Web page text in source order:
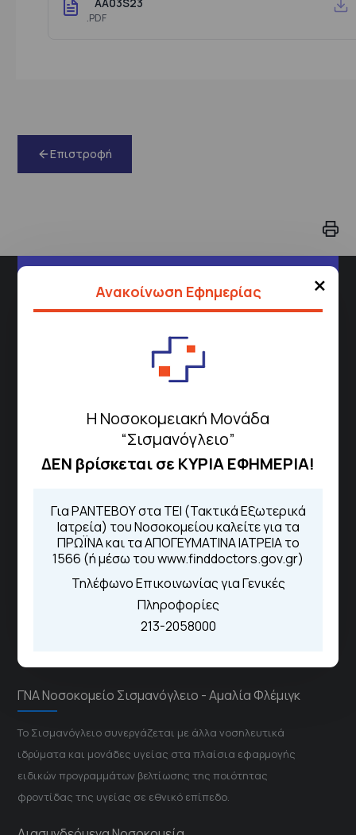
×
Ανακοίνωση Εφημερίας
Η Νοσοκομειακή Μονάδα
“Σισμανόγλειο”
ΔΕΝ βρίσκεται σε ΚΥΡΙΑ ΕΦΗΜΕΡΙΑ!
Για ΡΑΝΤΕΒΟΥ στα ΤΕΙ (Τακτικά Εξωτερικά
Ιατρεία) του Νοσοκομείου καλείτε για τα
ΠΡΩΪΝΑ και τα ΑΠΟΓΕΥΜΑΤΙΝΑ ΙΑΤΡΕΙΑ το
1566 (ή μέσω του www.finddoctors.gov.gr)
Τηλέφωνο Επικοινωνίας για Γενικές
Πληροφορίες
213-2058000
.PDF
Επιστροφή
Διεύθυνση
Μαρούσι 151 26,
Περιοχής
Πως να έρθετε με ΜΜΜ
Για τα πρωινά και τα απογευματινά
ιατρεία:
Από τον ιστότοποeΡαντεβού
Καλώντας στην φωνητική πύλη του
1566
Μέσω της εφαρμογής "MyHealth
ΓΝΑ Νοσοκομείο Σισμανόγλειο - Αμαλία Φλέμιγκ
Το Σισμανόγλειο συνεργάζεται με άλλα νοσηλευτικά
ιδρύματα και μονάδες υγείας στα πλαίσια εφαρμογής
ειδικών προγραμμάτων βελτίωσης της ποιότητας
φροντίδας της υγείας σε εθνικό επίπεδο.